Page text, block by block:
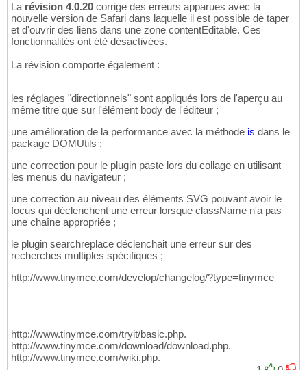
La révision 4.0.20 corrige des erreurs apparues avec la
nouvelle version de Safari dans laquelle il est possible de taper
et d'ouvrir des liens dans une zone contentEditable. Ces
fonctionnalités ont été désactivées.
La révision comporte également :
les réglages "directionnels" sont appliqués lors de l'aperçu au
même titre que sur l'élément body de l'éditeur ;
une amélioration de la performance avec la méthode is dans le
package DOMUtils ;
une correction pour le plugin paste lors du collage en utilisant
les menus du navigateur ;
une correction au niveau des éléments SVG pouvant avoir le
focus qui déclenchent une erreur lorsque className n'a pas
une chaîne appropriée ;
le plugin searchreplace déclenchait une erreur sur des
recherches multiples spécifiques ;
http://www.tinymce.com/develop/changelog/?type=tinymce
http://www.tinymce.com/tryit/basic.php.
http://www.tinymce.com/download/download.php.
http://www.tinymce.com/wiki.php.